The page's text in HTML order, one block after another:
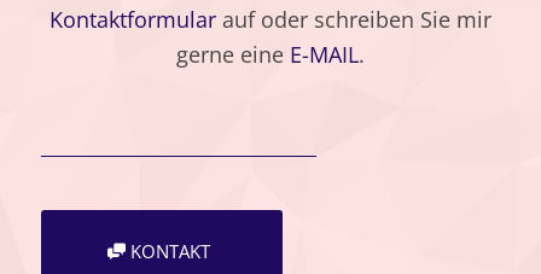
Kontaktformularauf oder schreiben Sie mir
gerne eine E-MAIL.
KONTAKT